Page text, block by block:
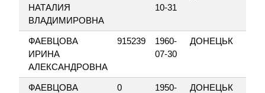
НАТАЛИЯ
ВЛАДИМИРОВНА
10-31
ФАЕВЦОВА
ИРИНА
АЛЕКСАНДРОВНА
915239
1960-
07-30
ДОНЕЦЬК
ФАЕВЦОВА
0
1950-
ДОНЕЦЬК